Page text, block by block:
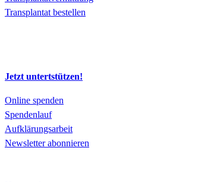
Transplantat bestellen
Jetzt untertstützen!
Online spenden
Spendenlauf
Aufklärungsarbeit
Newsletter abonnieren